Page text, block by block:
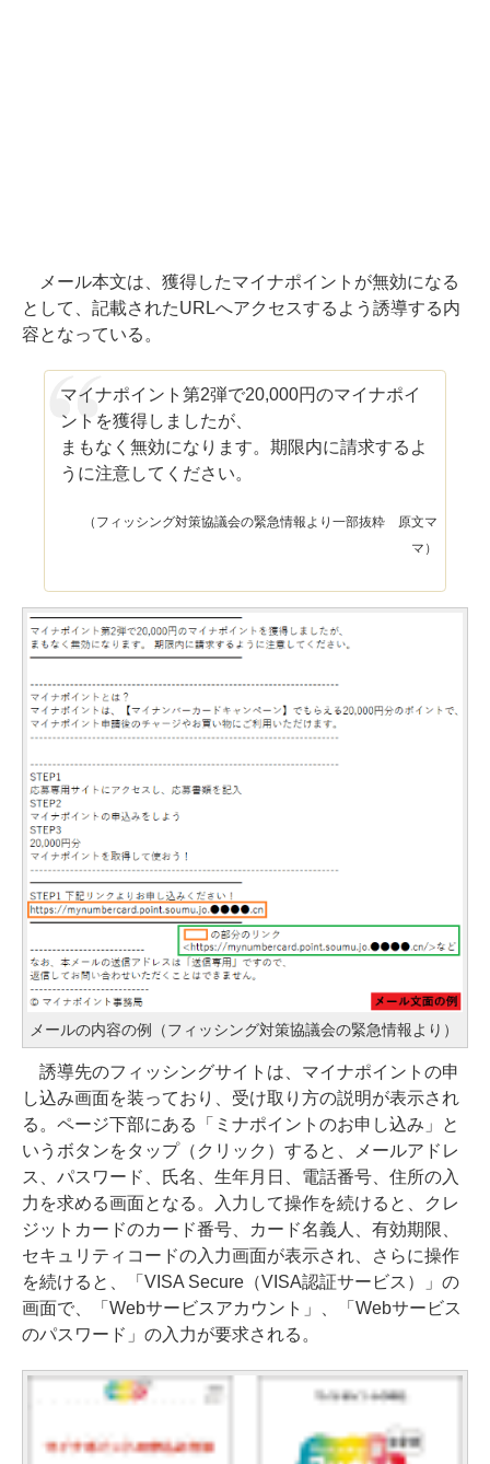
メール本文は、獲得したマイナポイントが無効になる
として、記載されたURLへアクセスするよう誘導する内
容となっている。
マイナポイント第2弾で20,000円のマイナポイ
ントを獲得しましたが、
まもなく無効になります。期限内に請求するよ
うに注意してください。
（フィッシング対策協議会の緊急情報より一部抜粋 原文マ
マ）
メールの内容の例（フィッシング対策協議会の緊急情報より）
誘導先のフィッシングサイトは、マイナポイントの申
し込み画面を装っており、受け取り方の説明が表示され
る。ページ下部にある「ミナポイントのお申し込み」と
いうボタンをタップ（クリック）すると、メールアドレ
ス、パスワード、氏名、生年月日、電話番号、住所の入
力を求める画面となる。入力して操作を続けると、クレ
ジットカードのカード番号、カード名義人、有効期限、
セキュリティコードの入力画面が表示され、さらに操作
を続けると、「VISA Secure（VISA認証サービス）」の
画面で、「Webサービスアカウント」、「Webサービス
のパスワード」の入力が要求される。